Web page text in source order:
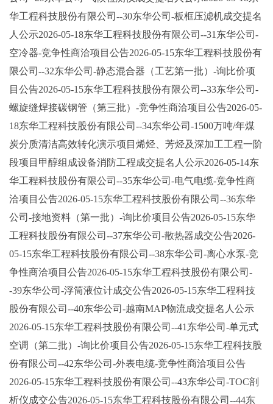
华工程科技股份有限公司--30东华公司-板框压滤机成交提名
人公示2026-05-18东华工程科技股份有限公司--31东华公司-
空冷器-竞争性商洽项目公告2026-05-15东华工程科技股份有
限公司--32东华公司-静态混合器（工艺第一批）-询比价项
目公告2026-05-15东华工程科技股份有限公司--33东华公司-
螺旋缝焊接碳钢管（第三批）-竞争性商洽项目公告2026-05-
18东华工程科技股份有限公司--34东华公司-1500万吨/年煤
炭分质清洁高效转化演示项目烯烃、芳烃及深加工工程一阶
段项目甲醇组成设备消防工程成交提名人公示2026-05-14东
华工程科技股份有限公司--35东华公司-电气电缆-竞争性商
洽项目公告2026-05-15东华工程科技股份有限公司--36东华
公司-接地资料（第一批）-询比价项目公告2026-05-15东华
工程科技股份有限公司--37东华公司-散热器成交公告2026-
05-15东华工程科技股份有限公司--38东华公司-离心水泵-竞
争性商洽项目公告2026-05-15东华工程科技股份有限公司-
-39东华公司-浮筒液位计成交公告2026-05-15东华工程科技
股份有限公司--40东华公司-越南MAP物流成交提名人公示
2026-05-15东华工程科技股份有限公司--41东华公司-单元式
空调（第二批）-询比价项目公告2026-05-15东华工程科技股
份有限公司--42东华公司-外表电缆-竞争性商洽项目公告
2026-05-15东华工程科技股份有限公司--43东华公司-TOC剖
析仪成交公告2026-05-15东华工程科技股份有限公司--44东